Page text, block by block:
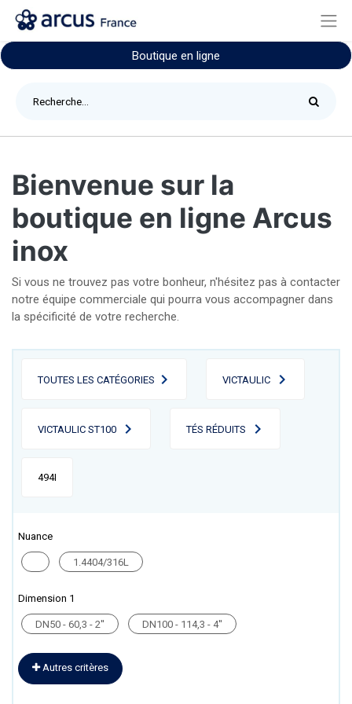
Boutique en ligne
Bienvenue sur la
boutique en ligne Arcus
inox
Si vous ne trouvez pas votre bonheur, n'hésitez pas à contacter
notre équipe commerciale qui pourra vous accompagner dans
la spécificité de votre recherche.
TOUTES LES CATÉGORIES VICTAULIC
VICTAULIC ST100 TÉS RÉDUITS
494I
Nuance
1.4404/316L
Dimension 1
DN50 - 60,3 - 2'' DN100 - 114,3 - 4''
Autres critères